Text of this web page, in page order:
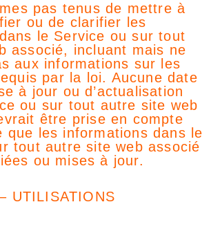
pas tenus de mettre à
ou de clarifier les
le Service ou sur tout
associé, incluant mais ne
aux informations sur les
par la loi. Aucune date
à jour ou d’actualisation
ou sur tout autre site web
être prise en compte
que les informations dans le
tout autre site web associé
ou mises à jour.
UTILISATIONS